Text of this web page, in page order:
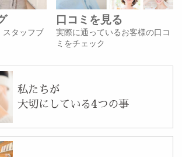
スタッフブ
口コミを見る
実際に通っているお客様の口コ
ミをチェック
私たちが
大切にしている4つの事